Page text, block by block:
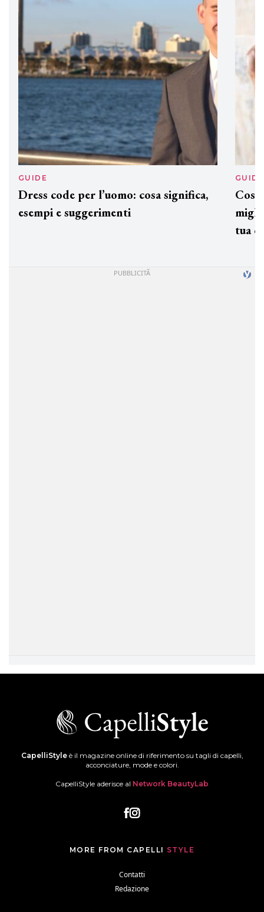
GUIDE
Dress code per l’uomo: cosa significa,
esempi e suggerimenti
GUIDE
tua
CapelliStyleè il magazine online di riferimento su tagli di capelli,
acconciature, mode e colori.
CapelliStyle aderisce al Network BeautyLab
MORE FROM CAPELLI STYLE
Contatti
Redazione